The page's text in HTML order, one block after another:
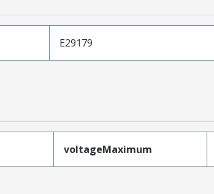
E29179
voltageMaximum